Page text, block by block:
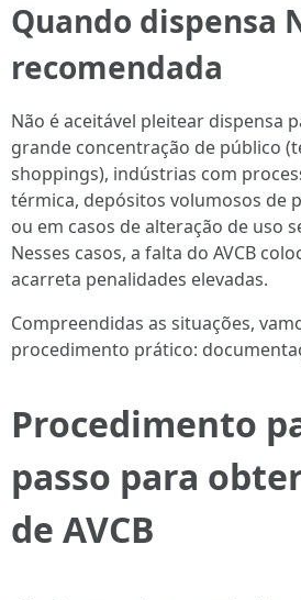
Quando dispensa
recomendada
Não é aceitável pleitear dispensa
grande concentração de público
shoppings), indústrias com
térmica, depósitos volumosos de
ou em casos de alteração de uso
Nesses casos, a falta do AVCB
acarreta penalidades elevadas.
Compreendidas as situações,
procedimento prático:
Procedimento
passo para
de AVCB